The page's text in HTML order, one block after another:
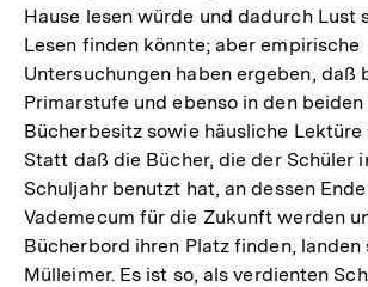
Hause lesen würde und dadurch Lust
Lesen finden könnte; aber empirische
Untersuchungen haben ergeben, daß
Primarstufe und ebenso in den
Bücherbesitz sowie häusliche Lektüre
Statt daß die Bücher, die der Schüler
Schuljahr benutzt hat, an dessen
Vademecum für die Zukunft werden
Bücherbord ihren Platz finden, landen
Mülleimer. Es ist so, als verdienten